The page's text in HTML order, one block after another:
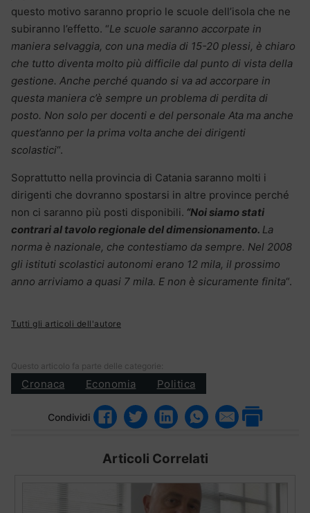
questo motivo saranno proprio le scuole dell’isola che ne
subiranno l’effetto. “Le scuole saranno accorpate in
maniera selvaggia, con una media di 15-20 plessi, è chiaro
che tutto diventa molto più difficile dal punto di vista della
gestione. Anche perché quando si va ad accorpare in
questa maniera c’è sempre un problema di perdita di
posto. Non solo per docenti e del personale Ata ma anche
quest’anno per la prima volta anche dei dirigenti
scolastici“.
Soprattutto nella provincia di Catania saranno molti i
dirigenti che dovranno spostarsi in altre province perché
non ci saranno più posti disponibili. “Noi siamo stati
contrari al tavolo regionale del dimensionamento. La
norma è nazionale, che contestiamo da sempre. Nel 2008
gli istituti scolastici autonomi erano 12 mila, il prossimo
anno arriviamo a quasi 7 mila. E non è sicuramente finita“.
Tutti gli articoli dell'autore
Questo articolo fa parte delle categorie:
Cronaca Economia Politica
Condividi
Articoli Correlati